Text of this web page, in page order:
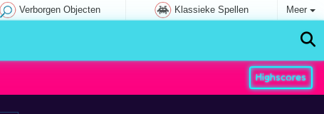
Verborgen Objecten Klassieke Spellen Meer
Highscores